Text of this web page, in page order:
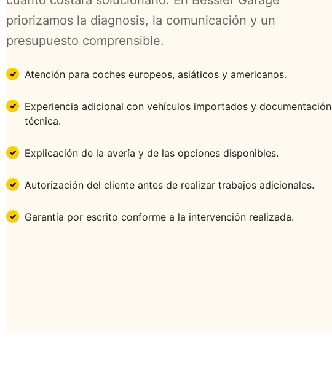
priorizamos la diagnosis, la comunicación y un
presupuesto comprensible.
Atención para coches europeos, asiáticos y americanos.
Experiencia adicional con vehículos importados y documentación
técnica.
Explicación de la avería y de las opciones disponibles.
Autorización del cliente antes de realizar trabajos adicionales.
Garantía por escrito conforme a la intervención realizada.